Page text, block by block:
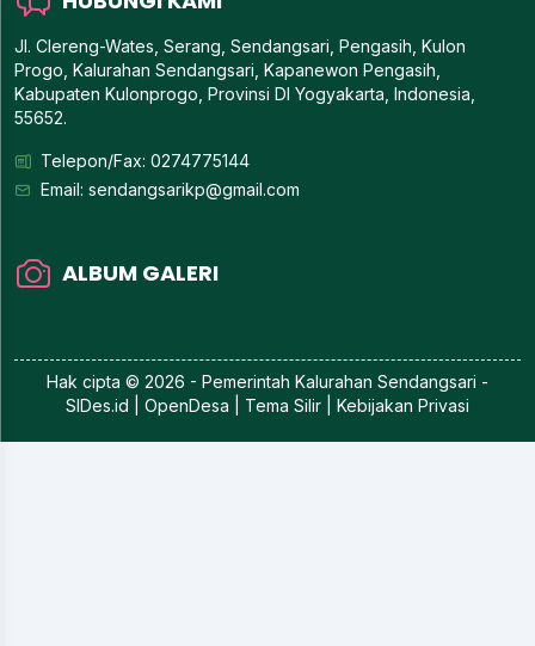
Jl. Clereng-Wates, Serang, Sendangsari, Pengasih, Kulon
Progo, Kalurahan Sendangsari, Kapanewon Pengasih,
Kabupaten Kulonprogo, Provinsi DI Yogyakarta, Indonesia,
55652.
Telepon/Fax: 0274775144
Email: sendangsarikp@gmail.com
ALBUM GALERI
Hak cipta © 2026 - Pemerintah Kalurahan Sendangsari -
SIDes.id
| OpenDesa | Tema Silir | Kebijakan Privasi